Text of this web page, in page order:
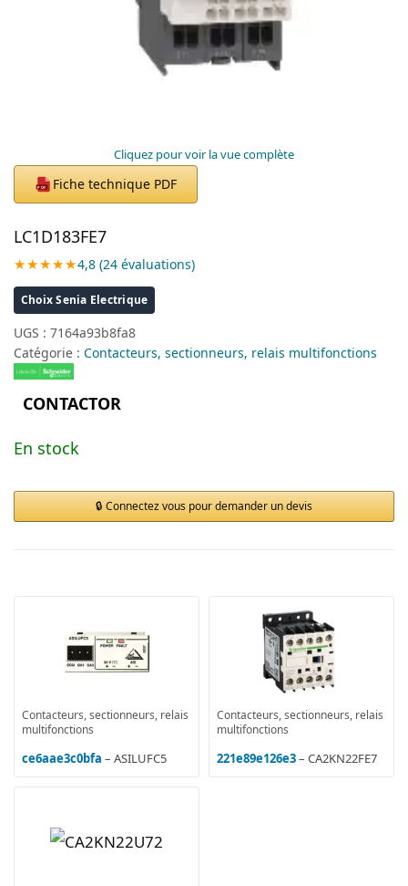
Cliquez pour voir la vue complète
PDF Fiche technique PDF
LC1D183FE7
★★★★★4,8 (24 évaluations)
Choix Senia Electrique
UGS : 7164a93b8fa8
Catégorie : Contacteurs, sectionneurs, relais multifonctions
CONTACTOR
En stock
Connectez vous pour demander un devis
Contacteurs, sectionneurs, relais
multifonctions
ce6aae3c0bfa – ASILUFC5
Contacteurs, sectionneurs, relais
multifonctions
221e89e126e3– CA2KN22FE7